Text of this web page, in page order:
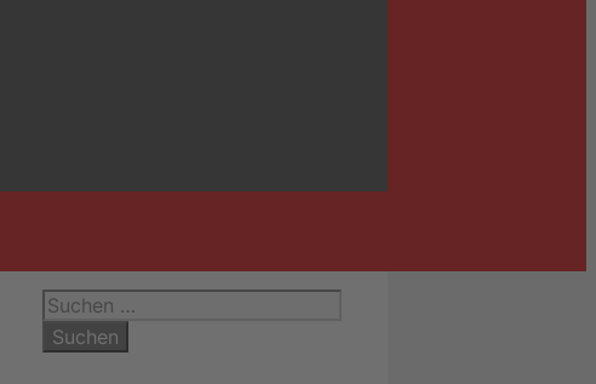
Suchen
nach: